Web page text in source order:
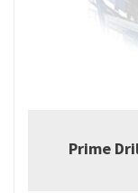
Prime